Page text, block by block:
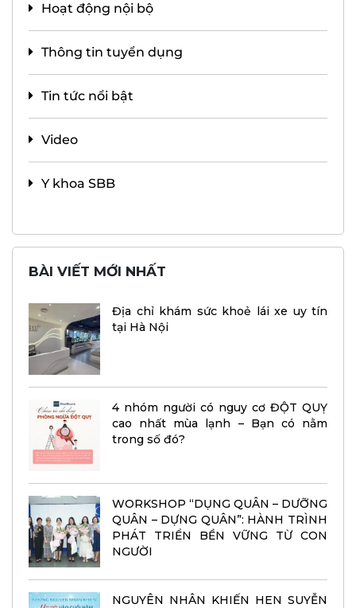
Hoạt động nội bộ
Thông tin tuyển dụng
Tin tức nổi bật
Video
Y khoa SBB
BÀI VIẾT MỚI NHẤT
Địa chỉ khám sức khoẻ lái xe uy tín
tại Hà Nội
4 nhóm người có nguy cơ ĐỘT QUỴ
cao nhất mùa lạnh – Bạn có nằm
trong số đó?
WORKSHOP “DỤNG QUÂN – DƯỠNG
QUÂN – DỰNG QUÂN”: HÀNH TRÌNH
PHÁT TRIỂN BỀN VỮNG TỪ CON
NGƯỜI
NGUYÊN NHÂN KHIẾN HEN SUYỄN